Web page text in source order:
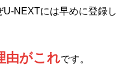
NEXTには早めに登録し
由がこれです。